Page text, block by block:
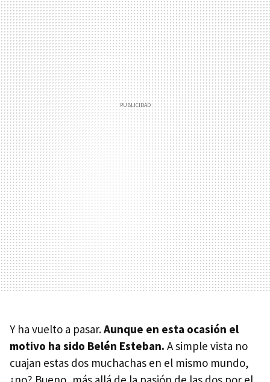
Y ha vuelto a pasar.Aunque en esta ocasión el
motivo ha sido Belén Esteban. A simple vista no
cuajan estas dos muchachas en el mismo mundo,